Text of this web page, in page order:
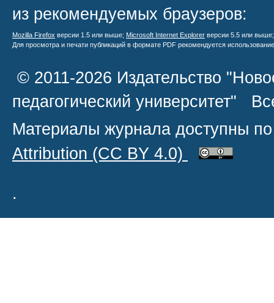
из рекомендуемых браузеров:
Mozilla Firefox версии 1.5 или выше; Microsoft Internet Explorer версии 5.5 или
Для просмотра и печати публикаций в формате PDF рекомендуется
© 2011-2026 Издательство
педагогический университет"
Материалы журнала доступны
Attribution (CC BY 4.0)
.